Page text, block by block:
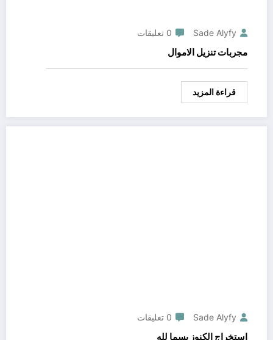
Sade Alyfy 0 تعليقات
مجربات تنزيل الاموال
قراءة المزيد
Sade Alyfy 0 تعليقات
استخراج الكنوز بسما لله